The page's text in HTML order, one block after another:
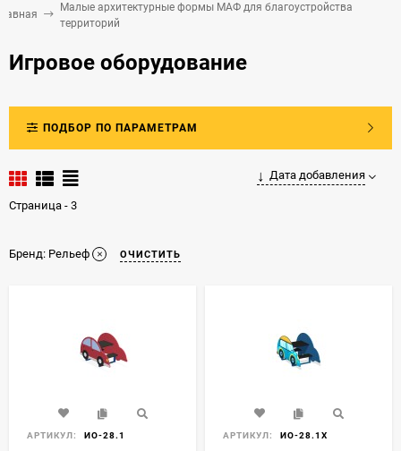
Малые архитектурные формы МАФ для благоустройства
территорий
Игровое оборудование
ПОДБОР ПО ПАРАМЕТРАМ
Дата добавления
Страница - 3
Бренд: Рельеф ОЧИСТИТЬ
АРТИКУЛ: ИО-28.1 АРТИКУЛ: ИО-28.1Х